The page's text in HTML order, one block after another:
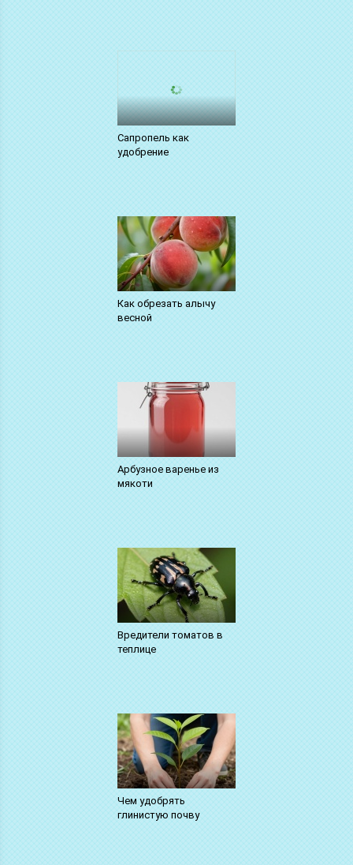
Сапропель как
удобрение
Как обрезать алычу
весной
Арбузное варенье из
мякоти
Вредители томатов в
теплице
Чем удобрять
глинистую почву